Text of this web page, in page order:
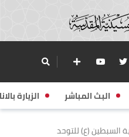
البث المباشر الزيارة
السبطين (ع) للتوحد